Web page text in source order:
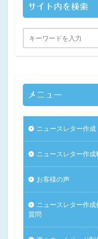
サイト内を検索
メニュー
ニュースレター作成
ニュースレター作成
お客様の声
ニュースレター作
質問